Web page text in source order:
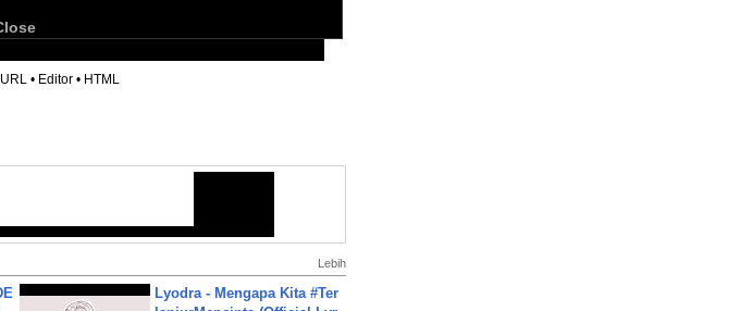
URL • Editor • HTML
Lebih
Lyodra - Mengapa Kita #Ter